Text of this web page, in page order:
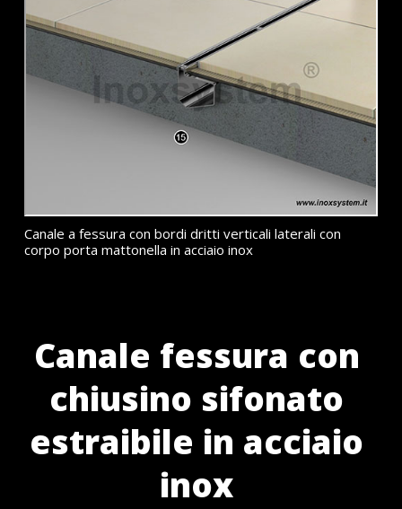
Canale a fessura con bordi dritti verticali laterali con
corpo porta mattonella in acciaio inox
Canale fessura con
chiusino sifonato
estraibile in acciaio
inox